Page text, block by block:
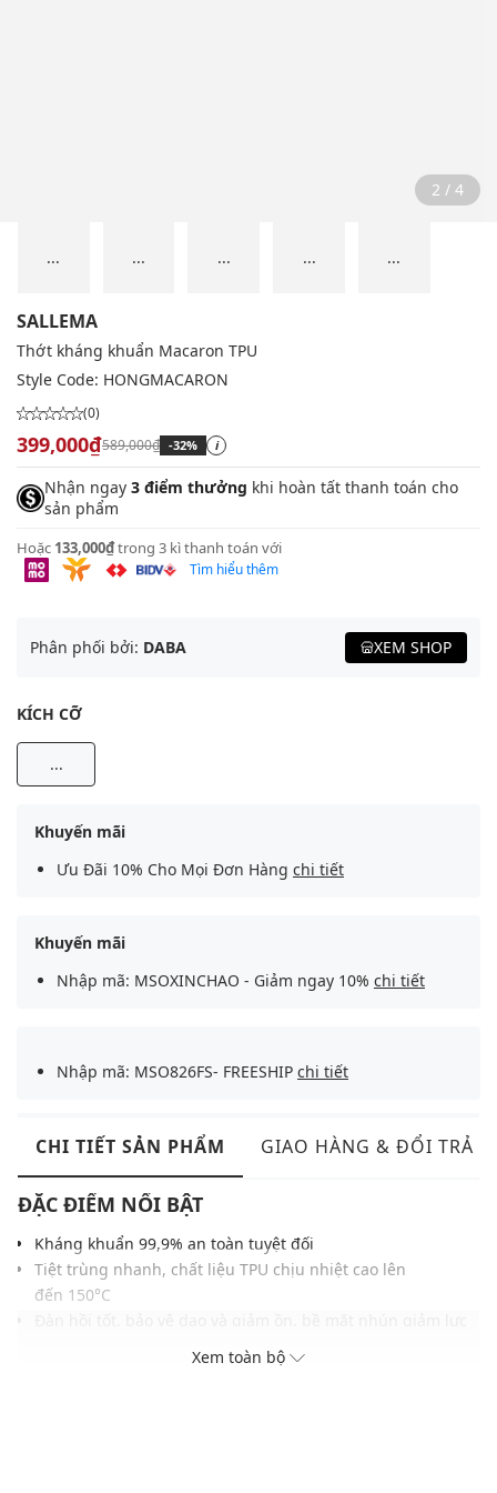
2 / 4
... ... ... ... ...
SALLEMA
Thớt kháng khuẩn Macaron TPU
Style Code: HONGMACARON
(0)
399,000₫589,000₫ -32% i
Nhận ngay 3 điểm thưởng khi hoàn tất thanh toán cho
sản phẩm
Hoặc 133,000₫trong 3 kì thanh toán với
Tìm hiểu thêm
Phân phối bởi: DABA XEM SHOP
KÍCH CỠ
...
Khuyến mãi
Ưu Đãi 10% Cho Mọi Đơn Hàng chi tiết
Khuyến mãi
Nhập mã: MSOXINCHAO - Giảm ngay 10% chi tiết
Nhập mã: MSO826FS- FREESHIP chi tiết
CHI TIẾT SẢN PHẨM GIAO HÀNG & ĐỔI TRẢ
ĐẶC ĐIỂM NỔI BẬT
Kháng khuẩn 99,9% an toàn tuyệt đối
Tiệt trùng nhanh, chất liệu TPU chịu nhiệt cao lên
đến 150°C
dội, hạn chế mài mòn lưỡi dao
Chống bám màu và mùi hiệu quả
Xem toàn bộ